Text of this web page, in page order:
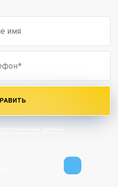
персональных данных